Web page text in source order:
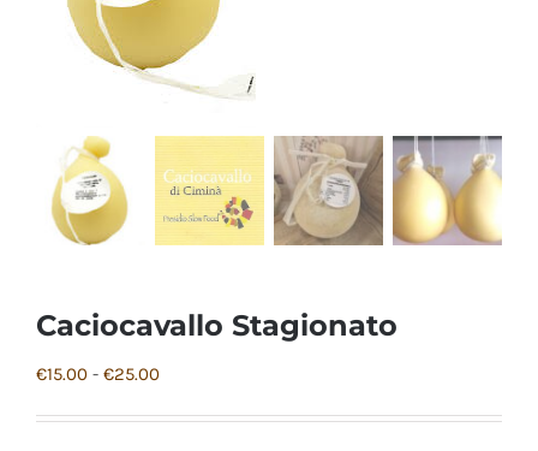
Caciocavallo Stagionato
€15.00 - €25.00Fascia